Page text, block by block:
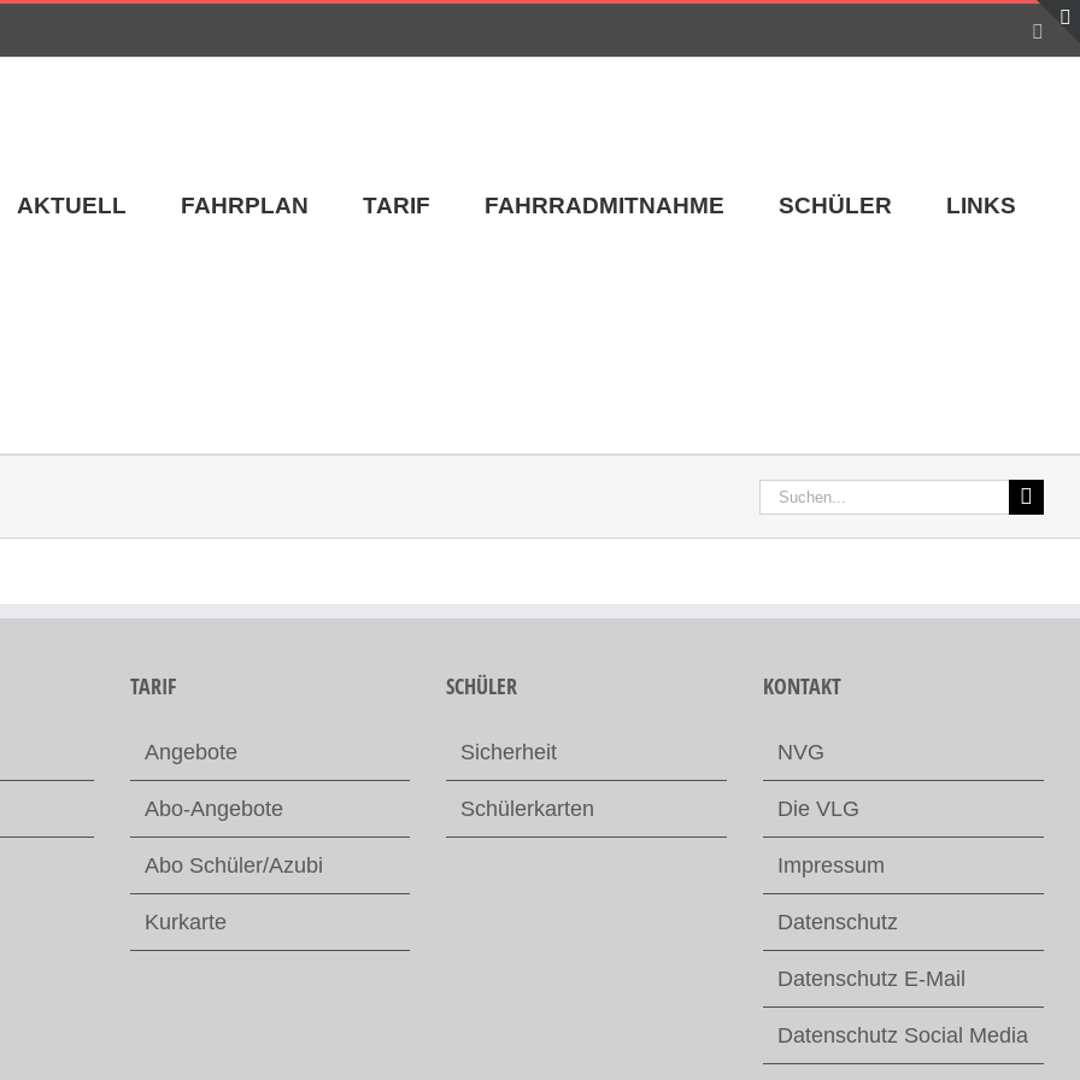
AKTUELL FAHRPLAN TARIF FAHRRADMITNAHME SCHÜLER LINKS
Suche
TARIF
Angebote
Abo-Angebote
Abo Schüler/Azubi
Kurkarte
SCHÜLER
Sicherheit
Schülerkarten
KONTAKT
NVG
Die VLG
Impressum
Datenschutz
Datenschutz E-Mail
Datenschutz Social Media